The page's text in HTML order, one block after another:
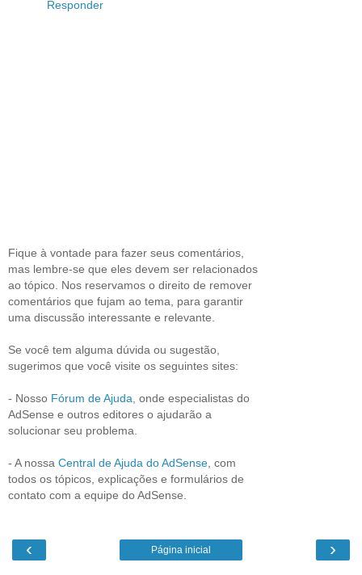
Responder
Fique à vontade para fazer seus comentários,
mas lembre-se que eles devem ser relacionados
ao tópico. Nos reservamos o direito de remover
comentários que fujam ao tema, para garantir
uma discussão interessante e relevante.
Se você tem alguma dúvida ou sugestão,
sugerimos que você visite os seguintes sites:
- Nosso Fórum de Ajuda, onde especialistas do
AdSense e outros editores o ajudarão a
solucionar seu problema.
- A nossa Central de Ajuda do AdSense , com
todos os tópicos, explicações e formulários de
contato com a equipe do AdSense.
‹ ›
Página inicial